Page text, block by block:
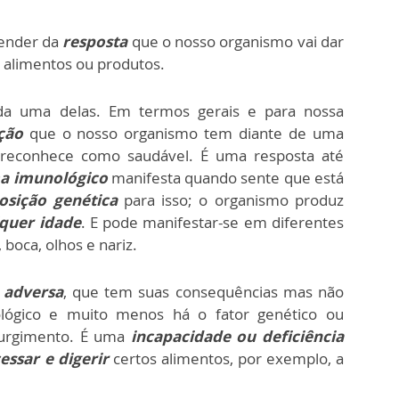
da respostaque o nosso organismo vai dar
ou produtos.
uma delas. Em termos gerais e para nossa
que o nosso organismo tem diante de uma
como saudável. É uma resposta até
imunológicomanifesta quando sente que está
genéticapara isso; o organismo produz
idade. E pode manifestar-se em diferentes
olhos e nariz.
, que tem suas consequências mas não
e muito menos há o fator genético ou
É uma incapacidade ou deficiência
e digerircertos alimentos, por exemplo, a